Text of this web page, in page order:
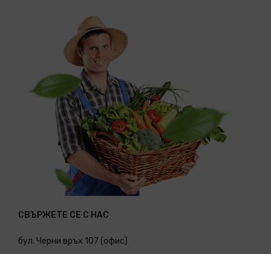
СВЪРЖЕТЕ СЕ С НАС
бул. Черни връх 107 (офис)